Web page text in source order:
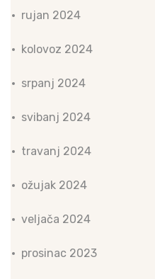
rujan 2024
kolovoz 2024
srpanj 2024
svibanj 2024
travanj 2024
ožujak 2024
veljača 2024
prosinac 2023